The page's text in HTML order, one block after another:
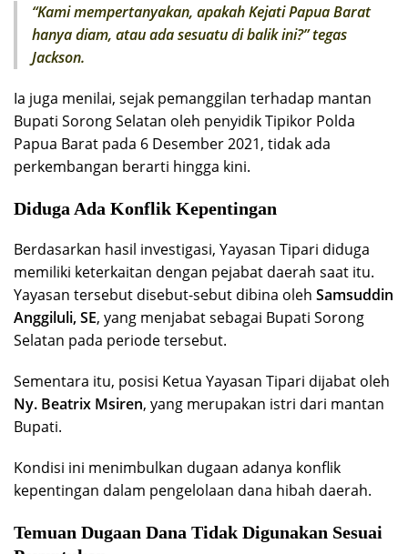
“Kami mempertanyakan, apakah Kejati Papua Barat
hanya diam, atau ada sesuatu di balik ini?” tegas
Jackson.
Ia juga menilai, sejak pemanggilan terhadap mantan
Bupati Sorong Selatan oleh penyidik Tipikor Polda
Papua Barat pada 6 Desember 2021, tidak ada
perkembangan berarti hingga kini.
Diduga Ada Konflik Kepentingan
Berdasarkan hasil investigasi, Yayasan Tipari diduga
memiliki keterkaitan dengan pejabat daerah saat itu.
Yayasan tersebut disebut-sebut dibina oleh Samsuddin
Anggiluli, SE, yang menjabat sebagai Bupati Sorong
Selatan pada periode tersebut.
Sementara itu, posisi Ketua Yayasan Tipari dijabat oleh
Ny. Beatrix Msiren, yang merupakan istri dari mantan
Bupati.
Kondisi ini menimbulkan dugaan adanya konflik
kepentingan dalam pengelolaan dana hibah daerah.
Temuan Dugaan Dana Tidak Digunakan Sesuai